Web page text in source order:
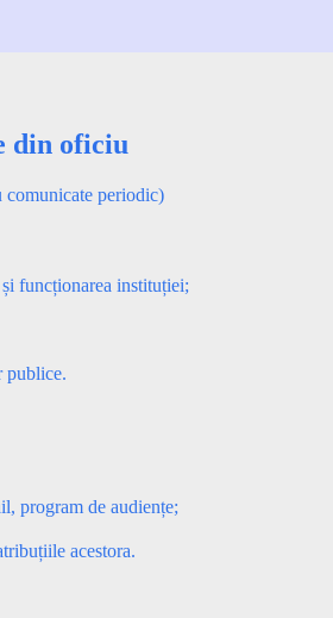
din oficiu
comunicate periodic)
funcționarea instituției;
publice.
program de audiențe;
acestora.